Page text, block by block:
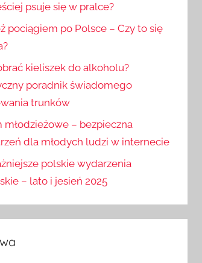
psuje się w pralce?
pociągiem po Polsce – Czy to się
kieliszek do alkoholu?
poradnik świadomego
trunków
młodzieżowe – bezpieczna
dla młodych ludzi w internecie
polskie wydarzenia
– lato i jesień 2025